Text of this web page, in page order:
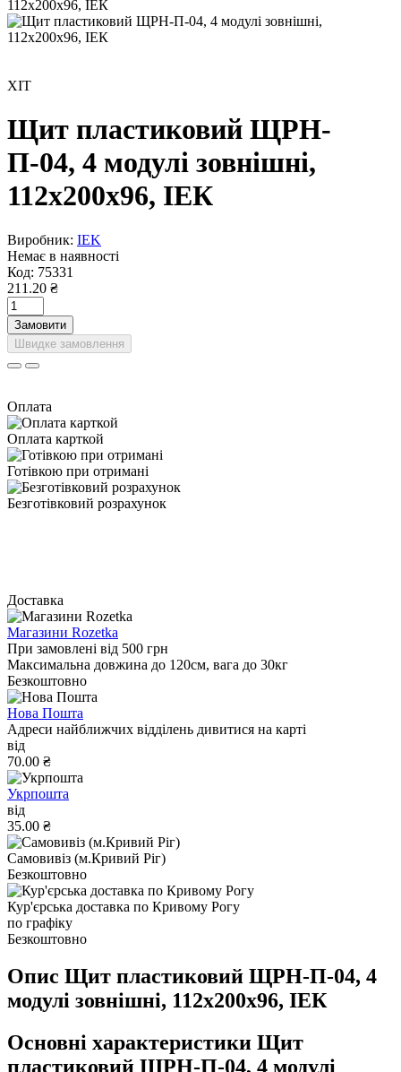
ХІТ
Щит пластиковий ЩРН-
П-04, 4 модулі зовнішні,
112х200х96, ІЕК
Виробник: IEK
Немає в наявності
Код: 75331
211.20 ₴
Замовити
Швидке замовлення
Оплата
Оплата карткой
Готівкою при отримані
Безготівковий розрахунок
Доставка
Магазини Rozetka
При замовлені від 500 грн
Максимальна довжина до 120см, вага до 30кг
Безкоштовно
Нова Пошта
Адреси найближчих відділень дивитися на карті
від
70.00 ₴
Укрпошта
від
35.00 ₴
Самовивіз (м.Кривий Ріг)
Безкоштовно
Кур'єрська доставка по Кривому Рогу
по графіку
Безкоштовно
Опис Щит пластиковий ЩРН-П-04, 4
модулі зовнішні, 112х200х96, ІЕК
Основні характеристики Щит
пластиковий ЩРН-П-04, 4 модулі